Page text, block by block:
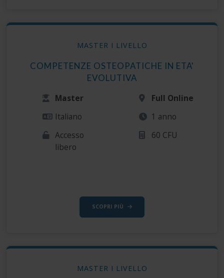
MASTER I LIVELLO
COMPETENZE OSTEOPATICHE IN ETA'
EVOLUTIVA
Master
Italiano
Accesso
libero
Full Online
1 anno
60 CFU
SCOPRI PIÙ
MASTER I LIVELLO